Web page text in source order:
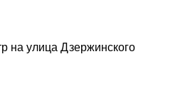
на улица Дзержинского